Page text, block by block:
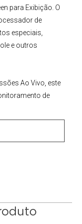
para Exibição. O
de
especiais,
e outros
Ao Vivo, este
de
pode direcionar
de cada câmera
do